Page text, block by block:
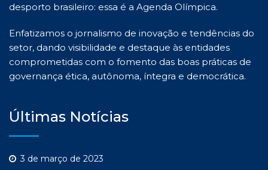
desporto brasileiro: essa é a Agenda Olímpica.
Enfatizamos o jornalismo de inovação e tendências do
setor, dando visibilidade e destaque às entidades
comprometidas com o fomento das boas práticas de
governança ética, autônoma, íntegra e democrática.
Últimas Notícias
3 de março de 2023